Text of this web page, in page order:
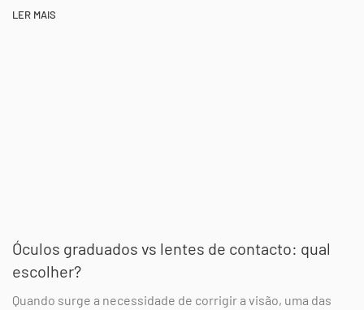
LER MAIS
Óculos graduados vs lentes de contacto: qual
escolher?
Quando surge a necessidade de corrigir a visão, uma das